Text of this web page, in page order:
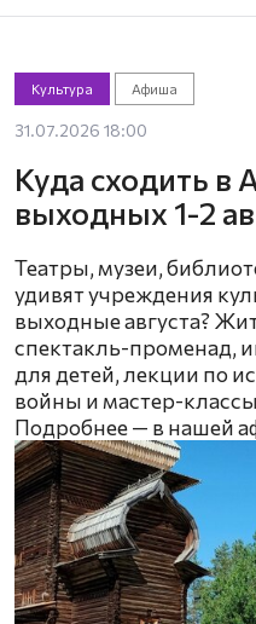
Культура Афиша
31.07.2026 18:00
Куда сходить в
выходных 1-2
Театры, музеи,
удивят учреждения
выходные августа?
спектакль-променад,
для детей, лекции по
войны и мастер-
Подробнее — в нашей